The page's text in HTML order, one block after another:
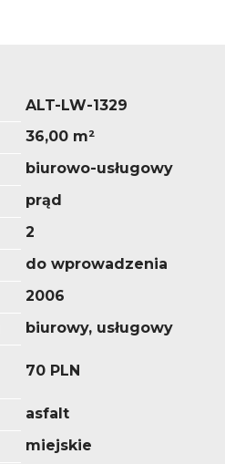
ALT-LW-1329
36,00 m²
biurowo-usługowy
prąd
2
do wprowadzenia
2006
biurowy, usługowy
70 PLN
asfalt
miejskie